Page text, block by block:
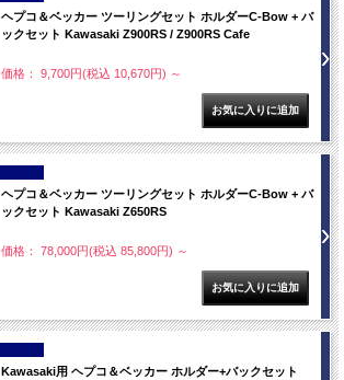
ヘプコ＆ベッカー ツーリングセット ホルダーC-Bow + バ
ックセット Kawasaki Z900RS / Z900RS Cafe
価格： 9,700円(税込 10,670円) ～
ヘプコ＆ベッカー ツーリングセット ホルダーC-Bow + バ
ックセット Kawasaki Z650RS
価格： 78,000円(税込 85,800円) ～
Kawasaki用 ヘプコ＆ベッカー ホルダー+バックセット